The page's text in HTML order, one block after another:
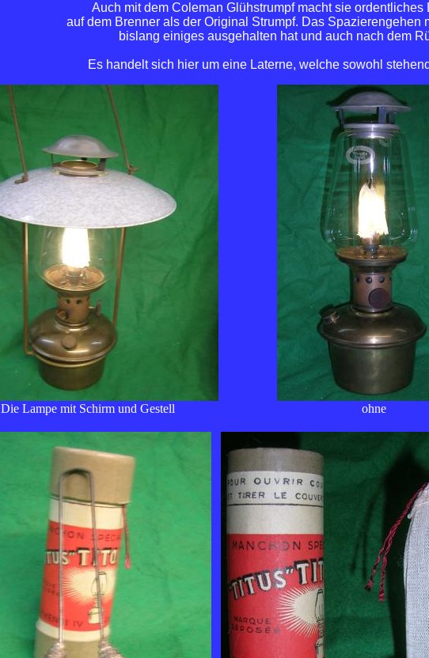
Auch mit dem Coleman Glühstrumpf macht sie
auf dem Brenner als der Original Strumpf. Das Spazierengehen
bislang einiges ausgehalten hat und auch nach dem
Es handelt sich hier um eine Laterne, welche sowohl
Die Lampe mit Schirm und Gestell ohne